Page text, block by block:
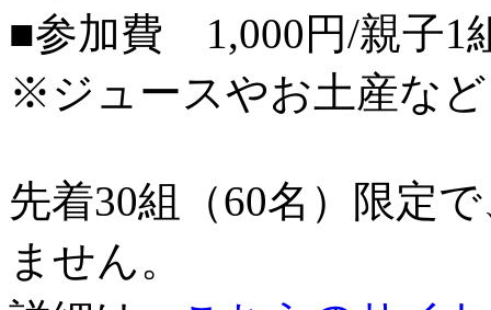
■参加費 1,000円/親子1
※ジュースやお土産な
先着30組（60名）限定
ません。